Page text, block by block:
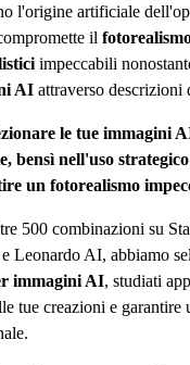
l'origine artificiale
il
impeccabili
AI attraverso descrizioni
le tue immagini
bensì nell'uso
un fotorealismo
500 combinazioni su
Leonardo AI, abbiamo
immagini AI, studiati
tue creazioni e garantire